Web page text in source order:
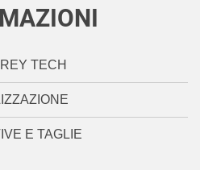
TECH
E TAGLIE